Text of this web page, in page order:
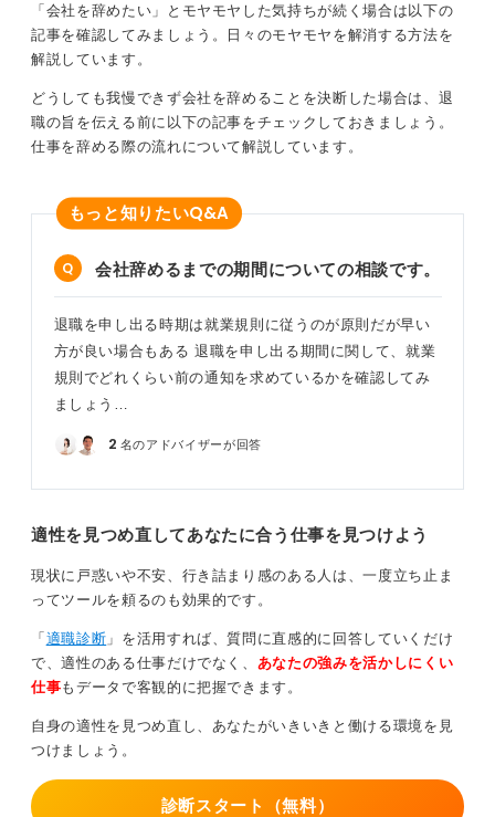
退職は最終手段！ 決断の前にまず相談してほかの選
択肢も探ろう
また、いきなり「辞めます」と結論を伝えるのではな
く、まずは「実は仕事のことで悩んでいます」と上司に
相談する形をとることをおすすします。
れる可能性があります。
のある仕事に就けたという例もあります。退職は最終手
段と考え、まずはほかの選択肢がないかを探ってみまし
ょう。
0
「会社を辞めたい」とモヤモヤした気持ちが続く場合は以下の
記事を確認してみましょう。日々のモヤモヤを解消する方法を
解説しています。
どうしても我慢できず会社を辞めることを決断した場合は、退
職の旨を伝える前に以下の記事をチェックしておきましょう。
仕事を辞める際の流れについて解説しています。
もっと知りたいQ&A
会社辞めるまでの期間についての相談です。
退職を申し出る時期は就業規則に従うのが原則だが早い
方が良い場合もある 退職を申し出る期間に関して、就業
規則でどれくらい前の通知を求めているかを確認してみ
ましょう…
2 名のアドバイザーが回答
適性を見つめ直してあなたに合う仕事を見つけよう
現状に戸惑いや不安、行き詰まり感のある人は、一度立ち止ま
ってツールを頼るのも効果的です。
「 適職診断 」を活用すれば、質問に直感的に回答していくだけ
で、適性のある仕事だけでなく、 あなたの強みを活かしにくい
仕事もデータで客観的に把握できます。
自身の適性を見つめ直し、あなたがいきいきと働ける環境を見
つけましょう。
診断スタート（無料）